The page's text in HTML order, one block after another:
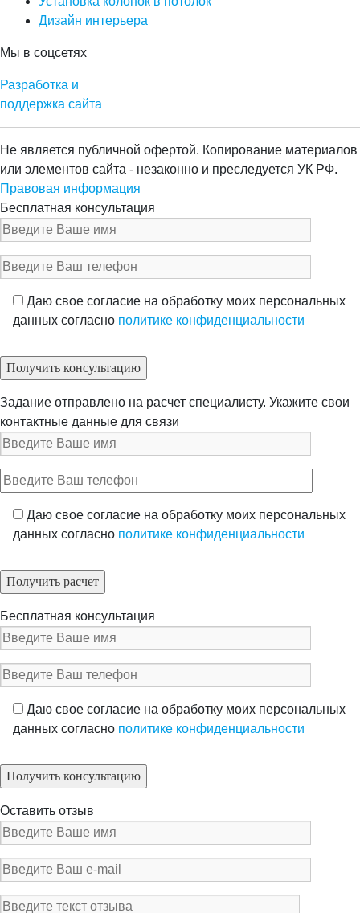
Дизайн интерьера
Мы в соцсетях
Разработка и
поддержка сайта
Не является публичной офертой. Копирование материалов
или элементов сайта - незаконно и преследуется УК РФ.
Правовая информация
Бесплатная консультация
Даю свое согласие на обработку моих персональных
данных согласно политике конфиденциальности
Задание отправлено на расчет специалисту. Укажите свои
контактные данные для связи
Даю свое согласие на обработку моих персональных
данных согласно политике конфиденциальности
Бесплатная консультация
Даю свое согласие на обработку моих персональных
данных согласно политике конфиденциальности
Оставить отзыв